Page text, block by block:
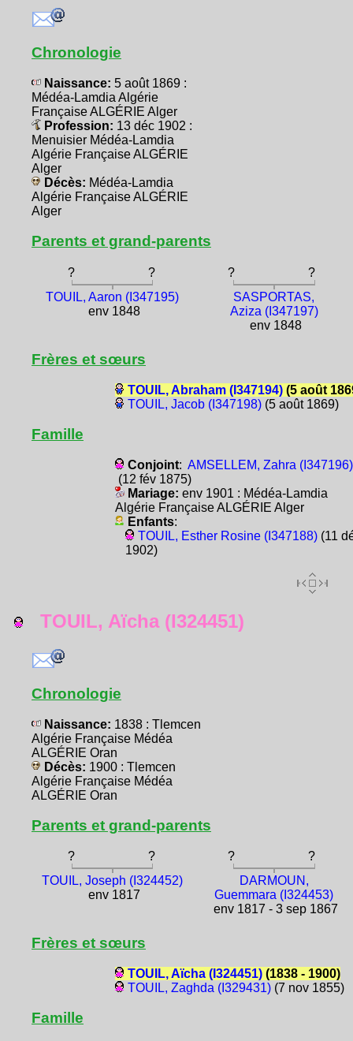
Chronologie
Naissance: 5 août 1869 :
Médéa-Lamdia Algérie
Française ALGÉRIE Alger
Profession: 13 déc 1902 :
Menuisier Médéa-Lamdia
Algérie Française ALGÉRIE
Alger
Décès: Médéa-Lamdia
Algérie Française ALGÉRIE
Alger
Parents et grand-parents
? ? ?
?
TOUIL, Aaron (I347195)
env 1848
SASPORTAS,
Aziza (I347197)
env 1848
Frères et sœurs
TOUIL, Abraham (I347194)(5 août
TOUIL, Jacob (I347198)(5 août 1869)
Famille
Conjoint: AMSELLEM, Zahra (I347196)
(12 fév 1875)
Mariage: env 1901 : Médéa-Lamdia
Algérie Française ALGÉRIE Alger
Enfants:
TOUIL, Esther Rosine (I347188)(11
1902)
TOUIL, Aïcha (I324451)
Chronologie
Naissance: 1838 : Tlemcen
Algérie Française Médéa
ALGÉRIE Oran
Décès: 1900 : Tlemcen
Algérie Française Médéa
ALGÉRIE Oran
Parents et grand-parents
? ? ?
?
TOUIL, Joseph (I324452)
env 1817
DARMOUN,
Guemmara (I324453)
env 1817 - 3 sep 1867
Frères et sœurs
TOUIL, Aïcha (I324451)(1838 - 1900)
TOUIL, Zaghda (I329431)(7 nov 1855)
Famille